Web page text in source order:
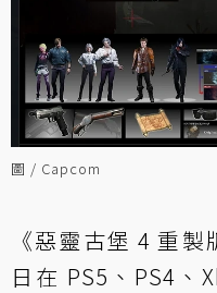
圖 / Capcom
《惡靈古堡 4 重
日在 PS5、PS4、